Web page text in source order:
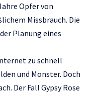
Opfer von
Missbrauch. Die
Planung eines
zu schnell
und Monster. Doch
Der Fall Gypsy Rose